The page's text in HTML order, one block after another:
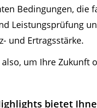
Bedingungen, die
Leistungsprüfung
und Ertragsstärke.
um Ihre Zukunft
bietet